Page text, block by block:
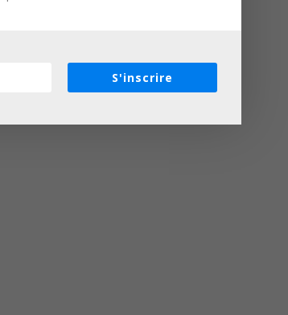
S'inscrire